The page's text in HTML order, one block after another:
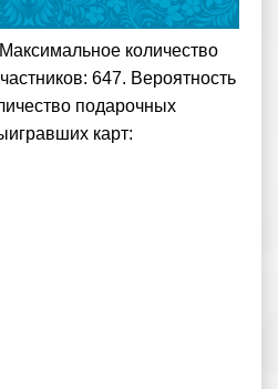
количество
647. Вероятность
подарочных
карт: